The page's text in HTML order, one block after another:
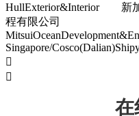
HullExterior&Interior 新
程有限公司
Singapore/


在